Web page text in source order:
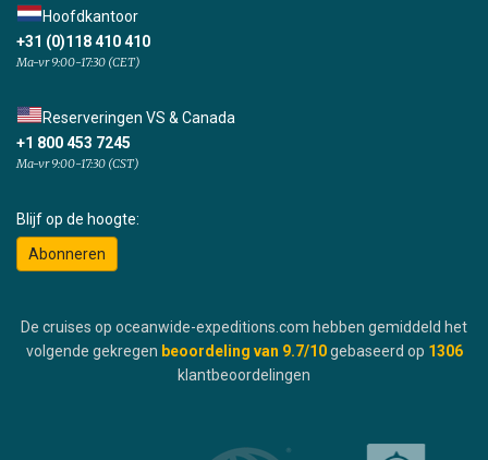
Hoofdkantoor
+31 (0)118 410 410
Ma-vr 9:00-17:30 (CET)
Reserveringen VS & Canada
+1 800 453 7245
Ma-vr 9:00-17:30 (CST)
Blijf op de hoogte:
Abonneren
De cruises op oceanwide-expeditions.com hebben gemiddeld het
volgende gekregen beoordeling van 9.7/10 gebaseerd op 1306
klantbeoordelingen